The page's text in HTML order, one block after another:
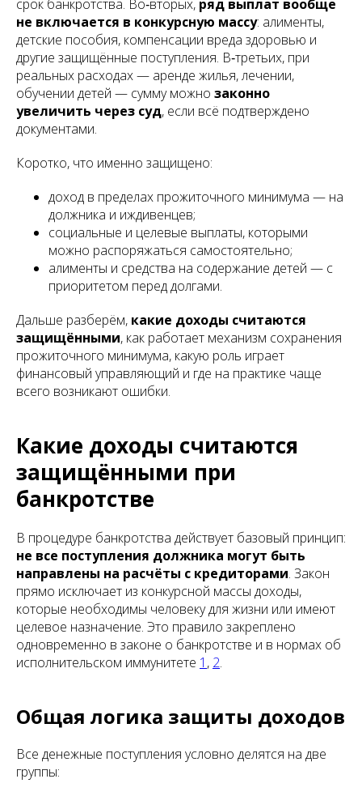
срок банкротства. Во‑вторых, ряд выплат вообще
не включается в конкурсную массу: алименты,
детские пособия, компенсации вреда здоровью и
другие защищённые поступления. В‑третьих, при
реальных расходах — аренде жилья, лечении,
обучении детей — сумму можно законно
увеличить через суд, если всё подтверждено
документами.
Коротко, что именно защищено:
доход в пределах прожиточного минимума — на
должника и иждивенцев;
социальные и целевые выплаты, которыми
можно распоряжаться самостоятельно;
алименты и средства на содержание детей — с
приоритетом перед долгами.
Дальше разберём, какие доходы считаются
защищёнными, как работает механизм сохранения
прожиточного минимума, какую роль играет
финансовый управляющий и где на практике чаще
всего возникают ошибки.
Какие доходы считаются
защищёнными при
банкротстве
В процедуре банкротства действует базовый принцип:
не все поступления должника могут быть
направлены на расчёты с кредиторами. Закон
прямо исключает из конкурсной массы доходы,
которые необходимы человеку для жизни или имеют
целевое назначение. Это правило закреплено
одновременно в законе о банкротстве и в нормах об
исполнительском иммунитете 1 , 2.
Общая логика защиты доходов
Все денежные поступления условно делятся на две
группы: